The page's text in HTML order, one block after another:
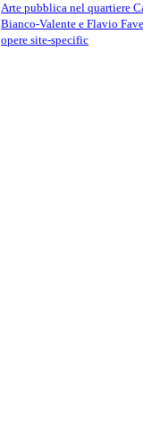
Arte pubblica nel quartiere
Bianco-Valente e Flavio
opere site-specific